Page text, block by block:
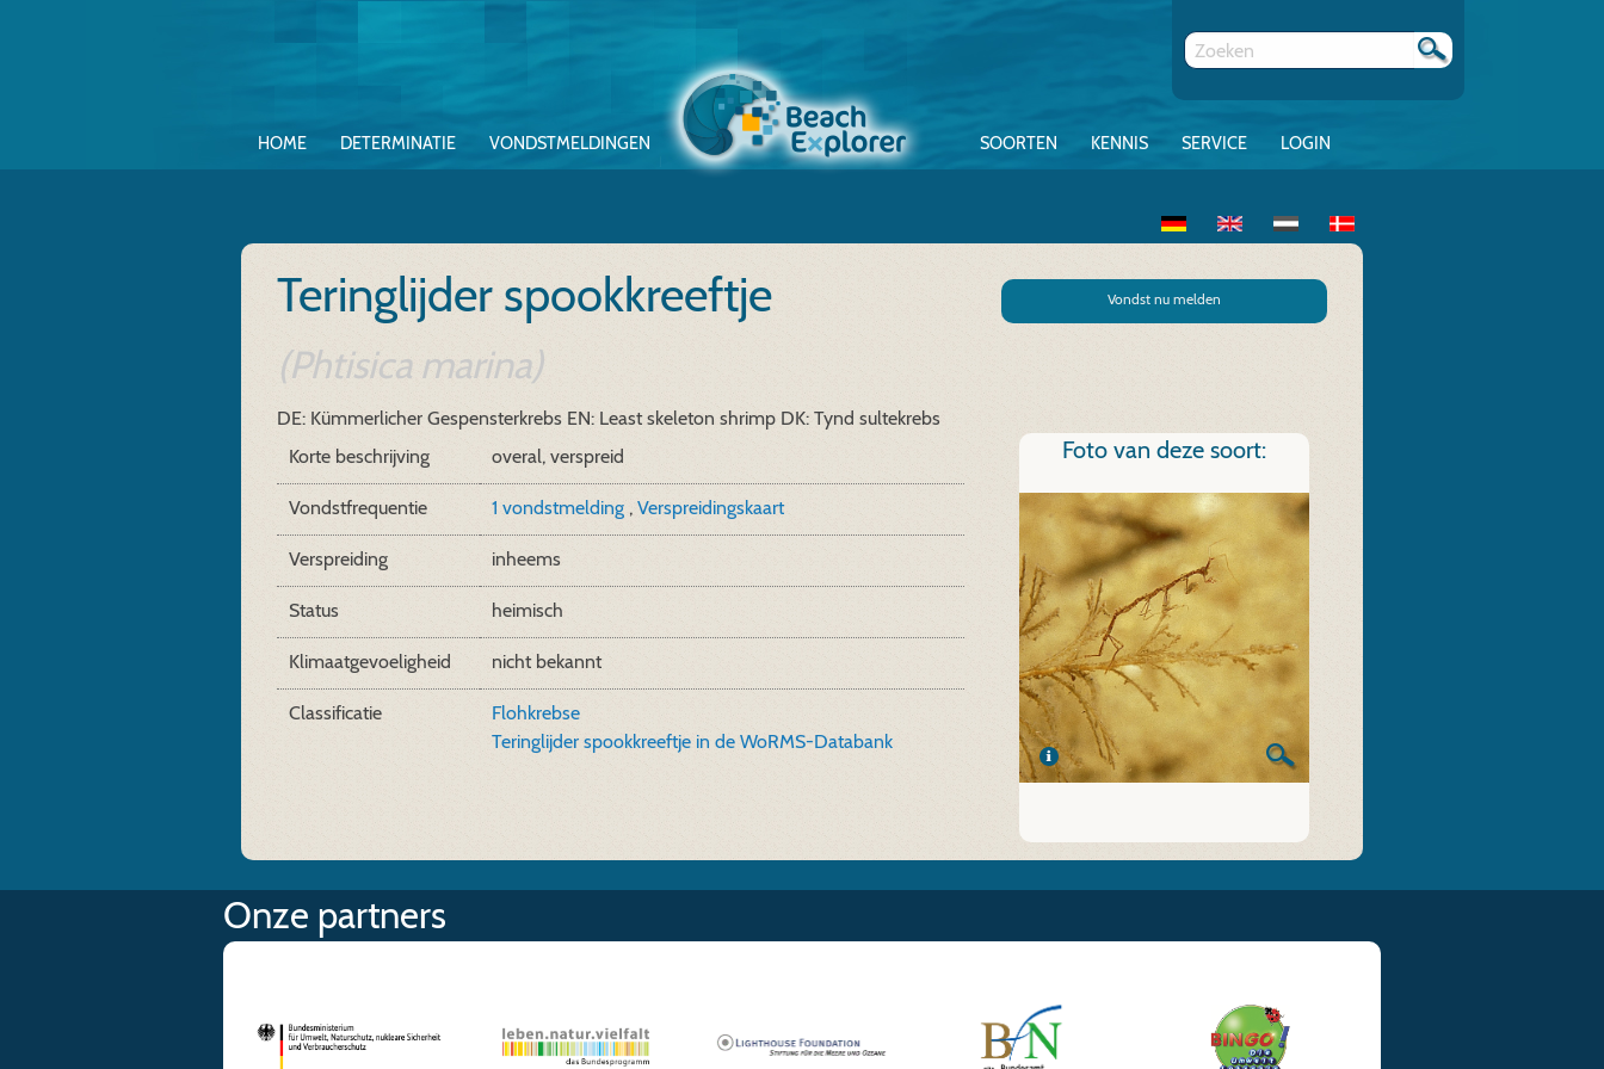
HOME DETERMINATIE VONDSTMELDINGEN SOORTEN KENNIS SERVICE LOGIN
Teringlijder spookkreeftje
(Phtisica marina)
DE: Kümmerlicher Gespensterkrebs EN: Least skeleton shrimp DK: Tynd sultekrebs
Vondst nu melden
Korte beschrijving overal, verspreid
Vondstfrequentie 1 vondstmelding , Verspreidingskaart
Verspreiding inheems
Status heimisch
Klimaatgevoeligheid nicht bekannt
Classificatie
Flohkrebse
Teringlijder spookkreeftje in de WoRMS-Databank
Foto van deze soort:
Onze partners